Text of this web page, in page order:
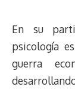
En su
psicología
guerra